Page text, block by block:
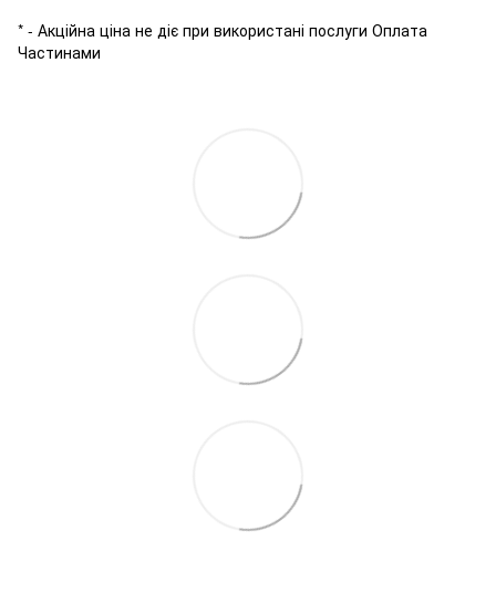
* - Акційна ціна не діє при використані послуги Оплата
Частинами